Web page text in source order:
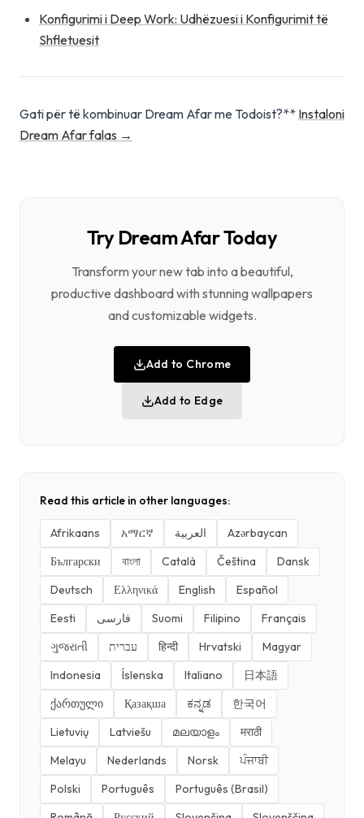
Konfigurimi i Deep Work: Udhëzuesi i Konfigurimit të
Shfletuesit
Gati për të kombinuar Dream Afar me Todoist?** Instaloni
Dream Afar falas →
Try Dream Afar Today
Transform your new tab into a beautiful,
productive dashboard with stunning wallpapers
and customizable widgets.
Add to Chrome
Add to Edge
Read this article in other languages:
Afrikaans አማርኛ العربية
Azərbaycan
Български
বাংলা Català Čeština
Dansk
Deutsch
Ελληνικά English
Español
Eesti
فارسی Suomi Filipino
Français
ગુજરાતી
עברית हिन्दी Hrvatski
Magyar
Indonesia
Íslenska Italiano
日本語
ქართული
Қазақша ಕನ್ನಡ
한국어
Lietuvių
Latviešu മലയാളം
मराठी
Melayu
Nederlands Norsk
ਪੰਜਾਬੀ
Polski
Português
Português (Brasil)